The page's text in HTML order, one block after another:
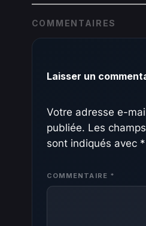
COMMENTAIRES
Laisser un
Votre adresse e-
publiée. Les
sont indiqués avec *
COMMENTAIRE *